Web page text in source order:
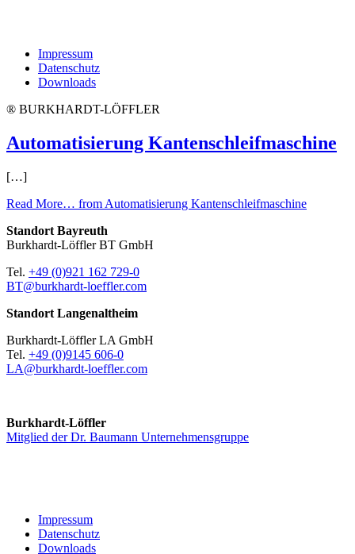
Impressum
Datenschutz
Downloads
® BURKHARDT-LÖFFLER
Automatisierung Kantenschleifmaschine
[…]
Read More… from Automatisierung Kantenschleifmaschine
Standort Bayreuth
Burkhardt-Löffler BT GmbH
Tel. +49 (0)921 162 729-0
BT@burkhardt-loeffler.com
Standort Langenaltheim
Burkhardt-Löffler LA GmbH
Tel. +49 (0)9145 606-0
LA@burkhardt-loeffler.com
Burkhardt-Löffler
Mitglied der Dr. Baumann Unternehmensgruppe
Impressum
Datenschutz
Downloads